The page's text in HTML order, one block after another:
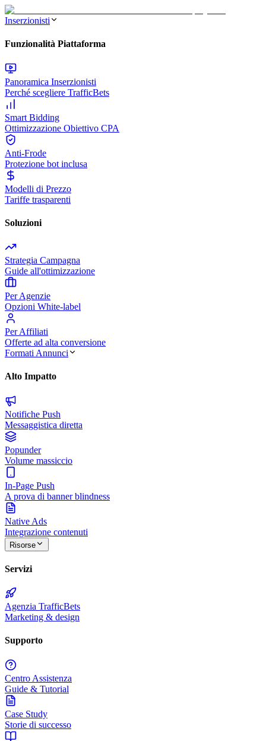
Inserzionisti
Funzionalità Piattaforma
Panoramica Inserzionisti
Perché scegliere TrafficBets
Smart Bidding
Ottimizzazione Obiettivo CPA
Anti-Frode
Protezione bot inclusa
Modelli di Prezzo
Tariffe trasparenti
Soluzioni
Strategia Campagna
Guide all'ottimizzazione
Per Agenzie
Opzioni White-label
Per Affiliati
Offerte ad alta conversione
Formati Annunci
Alto Impatto
Notifiche Push
Messaggistica diretta
Popunder
Volume massiccio
In-Page Push
A prova di banner blindness
Native Ads
Integrazione contenuti
Risorse
Servizi
Agenzia TrafficBets
Marketing & design
Supporto
Centro Assistenza
Guide & Tutorial
Case Study
Storie di successo